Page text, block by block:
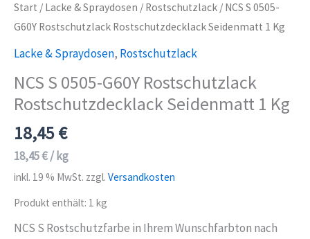
Start / Lacke & Spraydosen / Rostschutzlack / NCS S 0505-
G60Y Rostschutzlack Rostschutzdecklack Seidenmatt 1 Kg
Lacke & Spraydosen, Rostschutzlack
NCS S 0505-G60Y Rostschutzlack
Rostschutzdecklack Seidenmatt 1 Kg
18,45€
18,45€/kg
inkl. 19 % MwSt. zzgl. Versandkosten
Produkt enthält: 1 kg
NCS S Rostschutzfarbe in Ihrem Wunschfarbton nach